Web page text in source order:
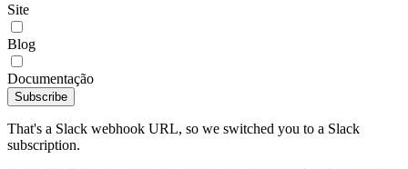
Site
Blog
Documentação
Subscribe
That's a Slack webhook URL, so we switched you to a Slack
subscription.